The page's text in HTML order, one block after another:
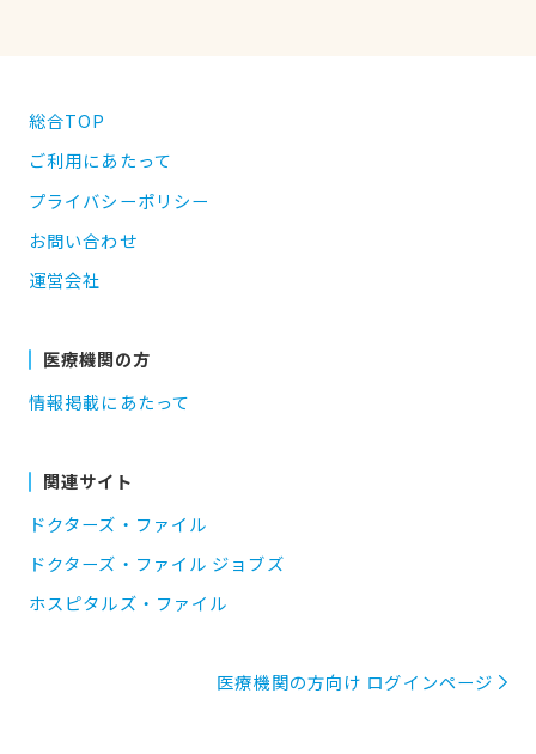
総合TOP
ご利用にあたって
プライバシーポリシー
お問い合わせ
運営会社
医療機関の方
情報掲載にあたって
関連サイト
ドクターズ・ファイル
ドクターズ・ファイル ジョブズ
ホスピタルズ・ファイル
医療機関の方向け ログインページ